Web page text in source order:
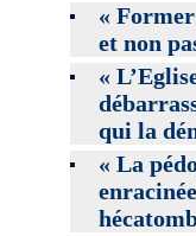
«
et non
«
qui la
« La